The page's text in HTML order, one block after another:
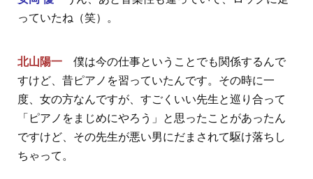
っていたね（笑）。
北山陽一 僕は今の仕事ということでも関係するんで
すけど、昔ピアノを習っていたんです。その時に一
度、女の方なんですが、すごくいい先生と巡り合って
「ピアノをまじめにやろう」と思ったことがあったん
ですけど、その先生が悪い男にだまされて駆け落ちし
ちゃって。